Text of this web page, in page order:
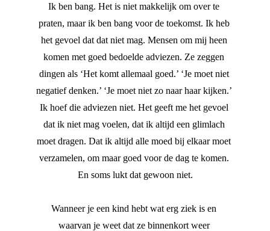
Ik ben bang. Het is niet makkelijk om over te
praten, maar ik ben bang voor de toekomst. Ik heb
het gevoel dat dat niet mag. Mensen om mij heen
komen met goed bedoelde adviezen. Ze zeggen
dingen als ‘Het komt allemaal goed.’ ‘Je moet niet
negatief denken.’ ‘Je moet niet zo naar haar kijken.’
Ik hoef die adviezen niet. Het geeft me het gevoel
dat ik niet mag voelen, dat ik altijd een glimlach
moet dragen. Dat ik altijd alle moed bij elkaar moet
verzamelen, om maar goed voor de dag te komen.
En soms lukt dat gewoon niet.
Wanneer je een kind hebt wat erg ziek is en
waarvan je weet dat ze binnenkort weer